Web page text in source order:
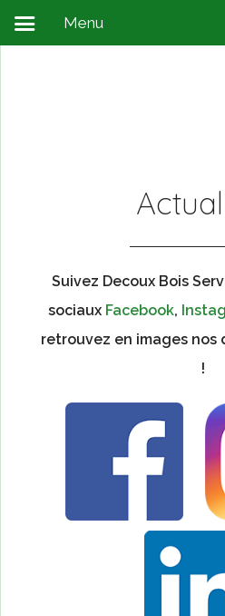
Suivez Decoux Bois
sociaux Facebook,
retrouvez en images
!
Menu